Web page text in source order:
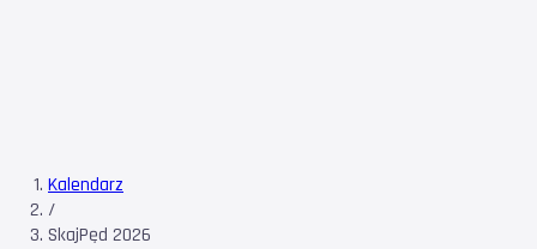
Kalendarz
/
SkajPęd 2026